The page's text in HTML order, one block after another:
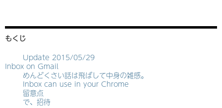
もくじ
Update 2015/05/29
Inbox on Gmail
めんどくさい話は飛ばして中身の雑感。
Inbox can use in your Chrome
留意点
で、招待